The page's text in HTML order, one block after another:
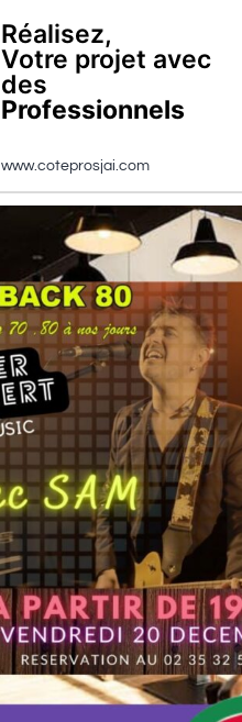
Réalisez,
Votre projet avec
des
Professionnels
www.coteprosjai.com